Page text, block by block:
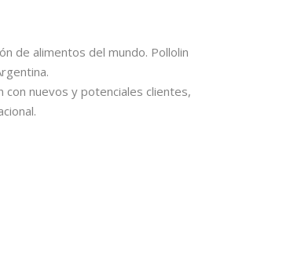
de alimentos del mundo. Pollolin
nuevos y potenciales clientes,